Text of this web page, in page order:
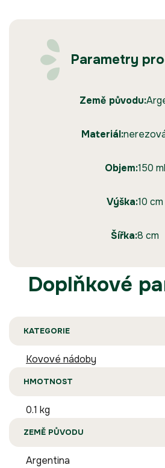
Parametry
Země původu:
Materiál:
Objem:150 ml
Výška:10 cm
Šířka:8 cm
Doplňkové
KATEGORIE
Kovové nádoby
HMOTNOST
0.1 kg
ZEMĚ PŮVODU
Argentina